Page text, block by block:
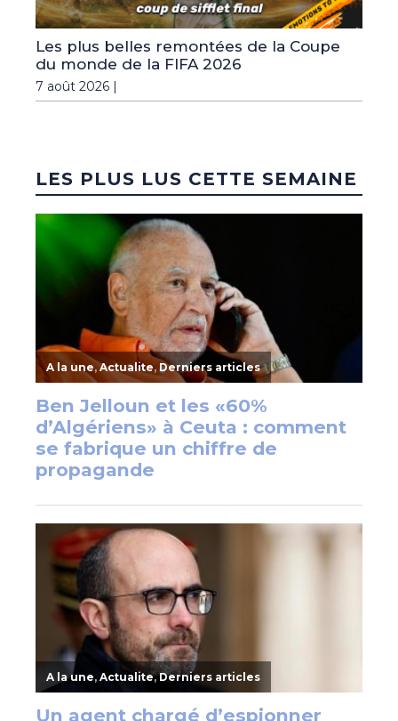
Les plus belles remontées de la Coupe
du monde de la FIFA 2026
7 août 2026 |
LES PLUS LUS CETTE SEMAINE